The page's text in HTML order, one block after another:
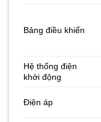
Bảng điều khiển
Hệ thống điện
khởi động
Điện áp